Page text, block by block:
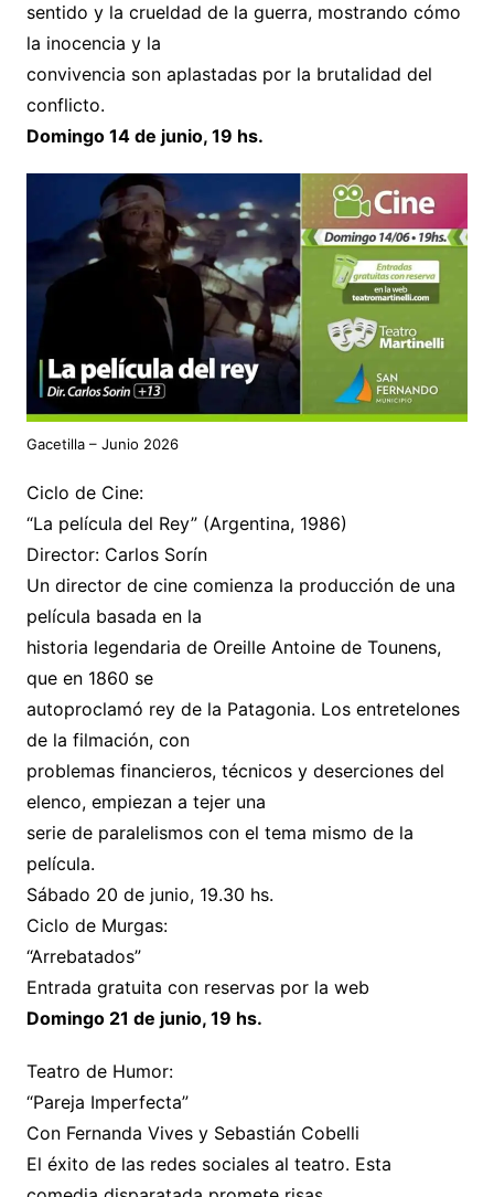
sentido y la crueldad de la guerra, mostrando cómo
la inocencia y la
convivencia son aplastadas por la brutalidad del
conflicto.
Domingo 14 de junio, 19 hs.
Gacetilla – Junio 2026
Ciclo de Cine:
“La película del Rey” (Argentina, 1986)
Director: Carlos Sorín
Un director de cine comienza la producción de una
película basada en la
historia legendaria de Oreille Antoine de Tounens,
que en 1860 se
autoproclamó rey de la Patagonia. Los entretelones
de la filmación, con
problemas financieros, técnicos y deserciones del
elenco, empiezan a tejer una
serie de paralelismos con el tema mismo de la
película.
Sábado 20 de junio, 19.30 hs.
Ciclo de Murgas:
“Arrebatados”
Entrada gratuita con reservas por la web
Domingo 21 de junio, 19 hs.
Teatro de Humor:
“Pareja Imperfecta”
Con Fernanda Vives y Sebastián Cobelli
El éxito de las redes sociales al teatro. Esta